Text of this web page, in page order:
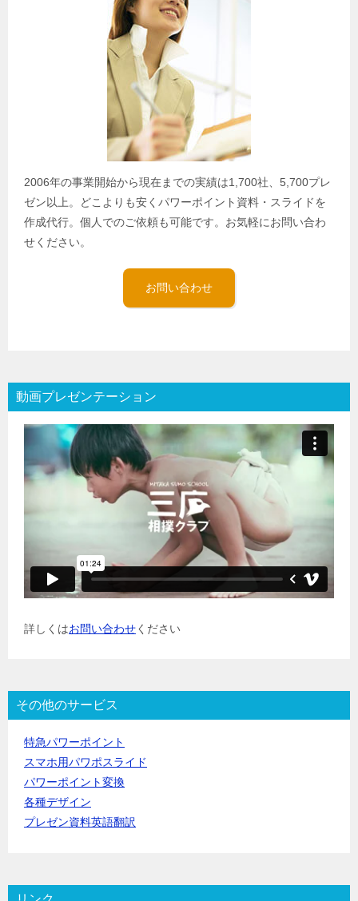
2006年の事業開始から現在までの実績は1,700社、5,700プレ
ゼン以上。どこよりも安くパワーポイント資料・スライドを
作成代行。個人でのご依頼も可能です。お気軽にお問い合わ
せください。
お問い合わせ
動画プレゼンテーション
詳しくはお問い合わせください
その他のサービス
特急パワーポイント
スマホ用パワポスライド
パワーポイント変換
各種デザイン
プレゼン資料英語翻訳